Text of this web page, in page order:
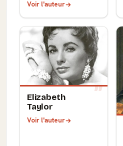
Voir l'auteur
Elizabeth
Taylor
Voir l'auteur